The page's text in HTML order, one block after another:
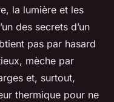
la lumière et les
des secrets d’un
pas par hasard
mèche par
et, surtout,
thermique pour ne